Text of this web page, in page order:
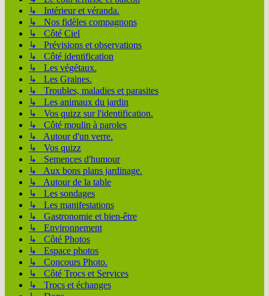
↳ Intérieur et véranda.
↳ Nos fidèles compagnons
↳ Côté Ciel
↳ Prévisions et observations
↳ Côté identification
↳ Les végétaux.
↳ Les Graines.
↳ Troubles, maladies et parasites
↳ Les animaux du jardin
↳ Vos quizz sur l'identification.
↳ Côté moulin à paroles
↳ Autour d'un verre.
↳ Vos quizz
↳ Semences d'humour
↳ Aux bons plans jardinage.
↳ Autour de la table
↳ Les sondages
↳ Les manifestations
↳ Gastronomie et bien-être
↳ Environnement
↳ Côté Photos
↳ Espace photos
↳ Concours Photo.
↳ Côté Trocs et Services
↳ Trocs et échanges